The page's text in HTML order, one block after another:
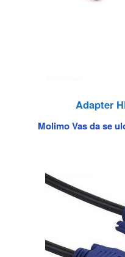
Adapter
Molimo Vas da se